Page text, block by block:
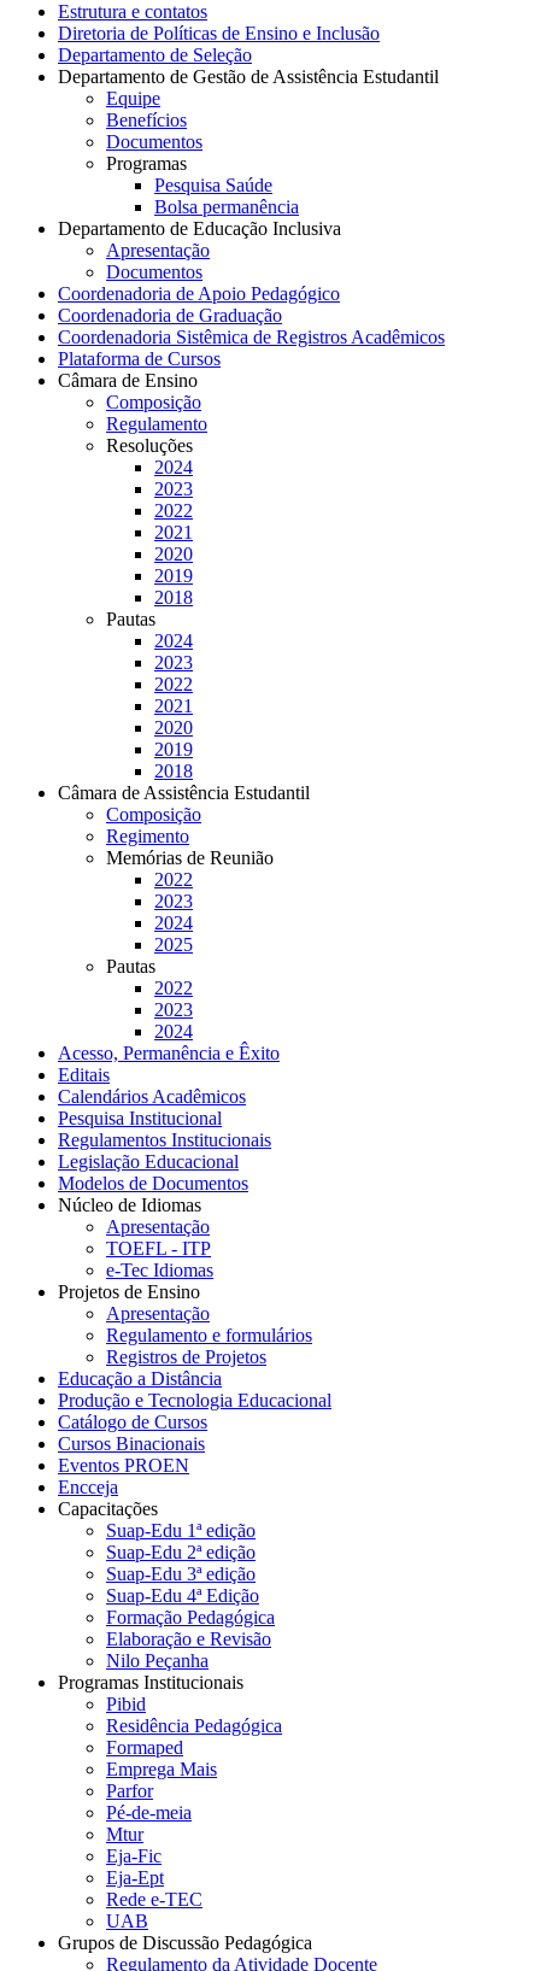
Estrutura e contatos
Diretoria de Políticas de Ensino e Inclusão
Departamento de Seleção
Departamento de Gestão de Assistência Estudantil
Equipe
Benefícios
Documentos
Programas
Pesquisa Saúde
Bolsa permanência
Departamento de Educação Inclusiva
Apresentação
Documentos
Coordenadoria de Apoio Pedagógico
Coordenadoria de Graduação
Coordenadoria Sistêmica de Registros Acadêmicos
Plataforma de Cursos
Câmara de Ensino
Composição
Regulamento
Resoluções
2024
2023
2022
2021
2020
2019
2018
Pautas
2024
2023
2022
2021
2020
2019
2018
Câmara de Assistência Estudantil
Composição
Regimento
Memórias de Reunião
2022
2023
2024
2025
Pautas
2022
2023
2024
Acesso, Permanência e Êxito
Editais
Calendários Acadêmicos
Pesquisa Institucional
Regulamentos Institucionais
Legislação Educacional
Modelos de Documentos
Núcleo de Idiomas
Apresentação
TOEFL - ITP
e-Tec Idiomas
Projetos de Ensino
Apresentação
Regulamento e formulários
Registros de Projetos
Educação a Distância
Produção e Tecnologia Educacional
Catálogo de Cursos
Cursos Binacionais
Eventos PROEN
Encceja
Capacitações
Suap-Edu 1ª edição
Suap-Edu 2ª edição
Suap-Edu 3ª edição
Suap-Edu 4ª Edição
Formação Pedagógica
Elaboração e Revisão
Nilo Peçanha
Programas Institucionais
Pibid
Residência Pedagógica
Formaped
Emprega Mais
Parfor
Pé-de-meia
Mtur
Eja-Fic
Eja-Ept
Rede e-TEC
UAB
Grupos de Discussão Pedagógica
Regulamento da Atividade Docente